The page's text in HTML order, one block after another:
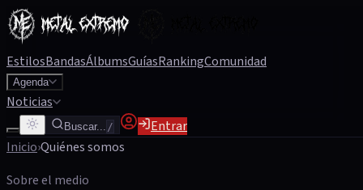
EstilosBandasÁlbumsGuíasRankingComunidad
Agenda
Noticias
Buscar... /
Entrar
Inicio›Quiénes somos
Sobre el medio